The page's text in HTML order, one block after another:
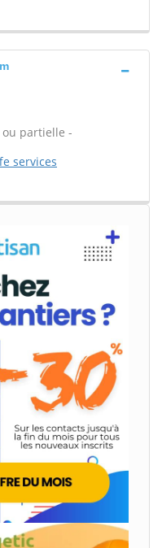
partielle -
services